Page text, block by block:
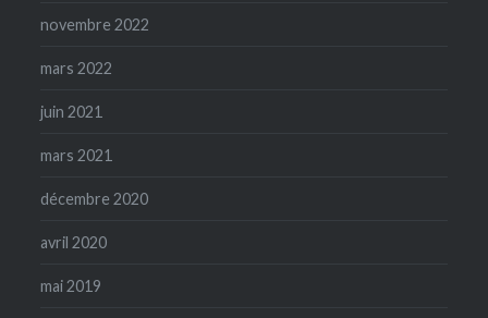
novembre 2022
mars 2022
juin 2021
mars 2021
décembre 2020
avril 2020
mai 2019